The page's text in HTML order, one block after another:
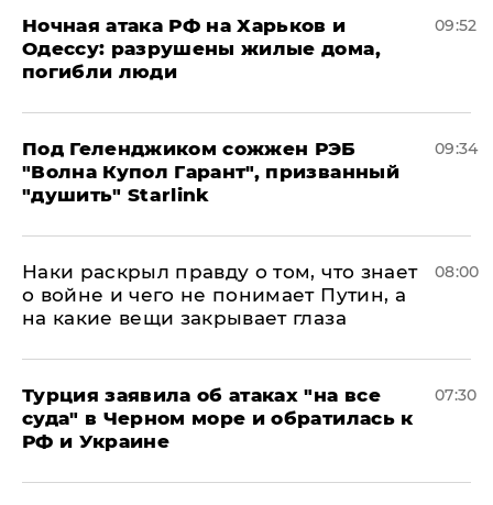
​Ночная атака РФ на Харьков и
Одессу: разрушены жилые дома,
погибли люди
09:52
Под Геленджиком сожжен РЭБ
"Волна Купол Гарант", призванный
"душить" Starlink
09:34
Наки раскрыл правду о том, что знает
о войне и чего не понимает Путин, а
на какие вещи закрывает глаза
08:00
Турция заявила об атаках "на все
суда" в Черном море и обратилась к
РФ и Украине
07:30